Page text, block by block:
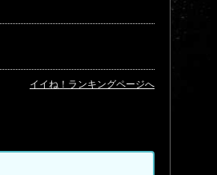
イイね！ランキングページへ